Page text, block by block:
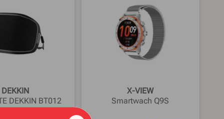
DEKKIN
DEKKIN BT012
NEGRO
X-VIEW
Smartwach Q9S